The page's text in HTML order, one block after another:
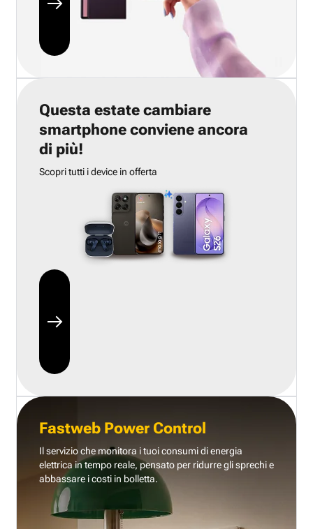
Questa estate cambiare
smartphone conviene ancora
di più!
Scopri tutti i device in offerta
Fastweb Power Control
Il servizio che monitora i tuoi consumi di energia
elettrica in tempo reale, pensato per ridurre gli sprechi e
abbassare i costi in bolletta.